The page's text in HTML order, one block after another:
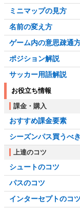
ミニマップの見方
名前の変え方
ゲーム内の意思疎通
ポジション解説
サッカー用語解説
お役立ち情報
課金・購入
おすすめ課金要素
シーズンパス買うべ
上達のコツ
シュートのコツ
パスのコツ
インターセプトのコツ